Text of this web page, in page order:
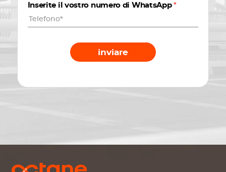
Inserite il vostro numero di WhatsApp*
inviare